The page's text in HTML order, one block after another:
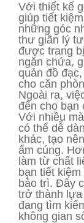
Với thiết kế
giúp tiết
những góc
thư giãn lý
được trang
ngăn chứa,
quản đồ
cho căn
Ngoài ra,
đến cho bạn
Với nhiều
có thể dễ
khác, tạo
ấm cúng.
làm từ chất
bạn tiết
bảo trì. Đây
trở thành lựa
đang tìm
không gian